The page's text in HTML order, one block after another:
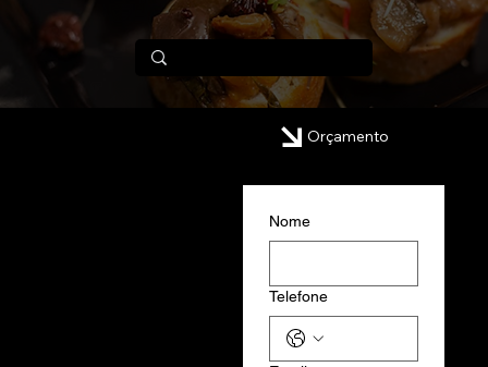
Orçamento
Nome
Telefone